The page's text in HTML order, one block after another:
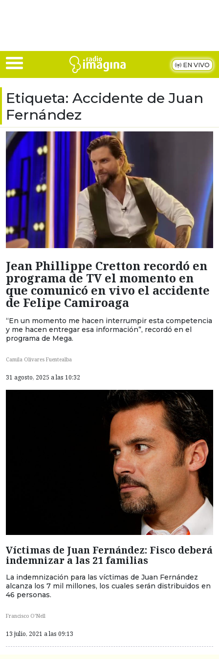
EN VIVO
Etiqueta: Accidente de Juan
Fernández
Jean Phillippe Cretton recordó en
programa de TV el momento en
que comunicó en vivo el accidente
de Felipe Camiroaga
“En un momento me hacen interrumpir esta competencia
y me hacen entregar esa información”, recordó en el
programa de Mega.
Camila Olivares Fuentealba
31 agosto, 2025 a las 10:32
Víctimas de Juan Fernández: Fisco deberá
indemnizar a las 21 familias
La indemnización para las víctimas de Juan Fernández
alcanza los 7 mil millones, los cuales serán distribuidos en
46 personas.
Francisco O’Nell
13 julio, 2021 a las 09:13